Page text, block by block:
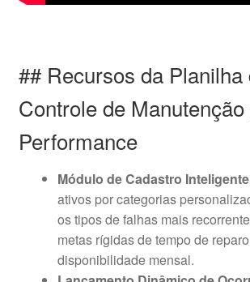
## Recursos da Planilha
Controle de
Performance
Módulo de Cadastro Inteligente
ativos por categorias
os tipos de falhas mais
metas rígidas de tempo de
disponibilidade mensal.